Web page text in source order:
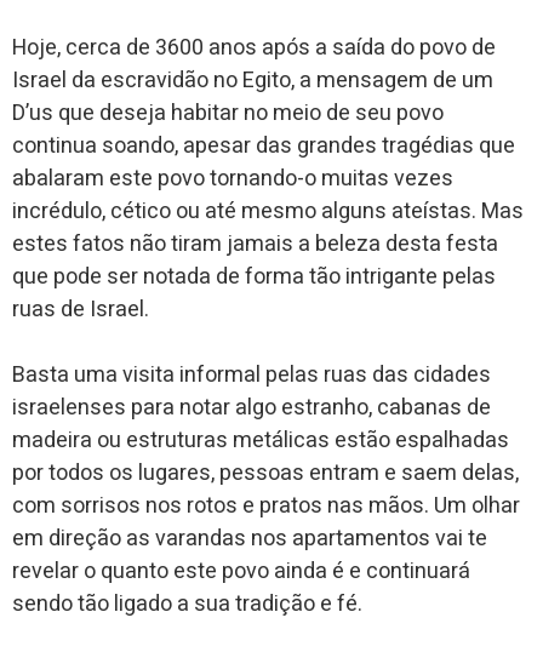
Hoje, cerca de 3600 anos após a saída do povo de
Israel da escravidão no Egito, a mensagem de um
D’us que deseja habitar no meio de seu povo
continua soando, apesar das grandes tragédias que
abalaram este povo tornando-o muitas vezes
incrédulo, cético ou até mesmo alguns ateístas. Mas
estes fatos não tiram jamais a beleza desta festa
que pode ser notada de forma tão intrigante pelas
ruas de Israel.
Basta uma visita informal pelas ruas das cidades
israelenses para notar algo estranho, cabanas de
madeira ou estruturas metálicas estão espalhadas
por todos os lugares, pessoas entram e saem delas,
com sorrisos nos rotos e pratos nas mãos. Um olhar
em direção as varandas nos apartamentos vai te
revelar o quanto este povo ainda é e continuará
sendo tão ligado a sua tradição e fé.